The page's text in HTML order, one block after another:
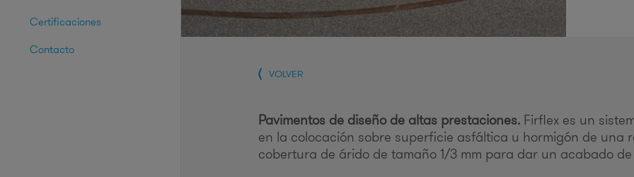
e
VOLVER
Pavimentos de diseño de altas prestaciones. Firflex es un
en la colocación sobre superficie asfáltica u hormigón de una
cobertura de árido de tamaño 1/3 mm para dar un acabado
Certificaciones
Contacto